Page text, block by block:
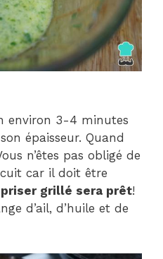
environ 3-4 minutes
épaisseur. Quand
n’êtes pas obligé de
car il doit être
grillé sera prêt!
d’ail, d’huile et de